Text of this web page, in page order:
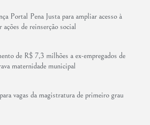
Portal Pena Justa para ampliar acesso à
de reinserção social
de R$ 7,3 milhões a ex-empregados de
maternidade municipal
vagas da magistratura de primeiro grau